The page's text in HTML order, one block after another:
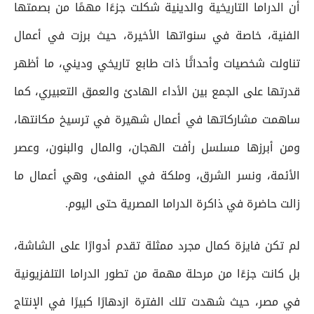
أن الدراما التاريخية والدينية شكلت جزءًا مهمًا من بصمتها
الفنية، خاصة في سنواتها الأخيرة، حيث برزت في أعمال
تناولت شخصيات وأحداثًا ذات طابع تاريخي وديني، ما أظهر
قدرتها على الجمع بين الأداء الهادئ والعمق التعبيري، كما
ساهمت مشاركاتها في أعمال شهيرة في ترسيخ مكانتها،
ومن أبرزها مسلسل رأفت الهجان، والمال والبنون، وعصر
الأئمة، ونسر الشرق، وملكة في المنفى، وهي أعمال ما
زالت حاضرة في ذاكرة الدراما المصرية حتى اليوم.
لم تكن فايزة كمال مجرد ممثلة تقدم أدوارًا على الشاشة،
بل كانت جزءًا من مرحلة مهمة من تطور الدراما التلفزيونية
في مصر، حيث شهدت تلك الفترة ازدهارًا كبيرًا في الإنتاج